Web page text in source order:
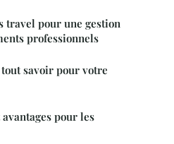
travel pour une gestion
professionnels
savoir pour votre
pour les